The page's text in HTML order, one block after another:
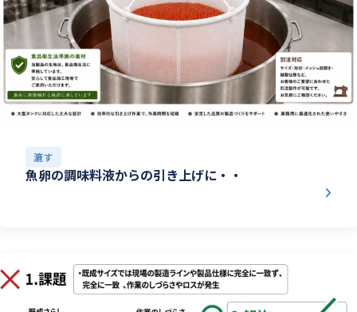
漉す
魚卵の調味料液からの引き上げに・・